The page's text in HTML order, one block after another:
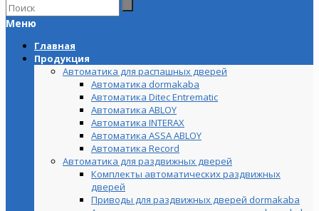
Меню
Главная
Продукция
Автоматика для распашных дверей
Автоматика dormakaba
Автоматика Ditec Entrematic
Автоматика ABLOY
Автоматика INTERAX
Автоматика ASSA ABLOY
Автоматика Record
Автоматика для раздвижных дверей
Комплекты автоматических раздвижных
дверей
Приводы для раздвижных дверей dormakaba